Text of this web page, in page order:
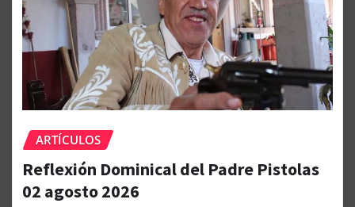
ARTÍCULOS
Reflexión Dominical del Padre Pistolas
02 agosto 2026